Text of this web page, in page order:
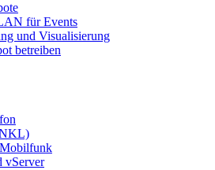
für Events
und Visualisierung
betreiben
vServer